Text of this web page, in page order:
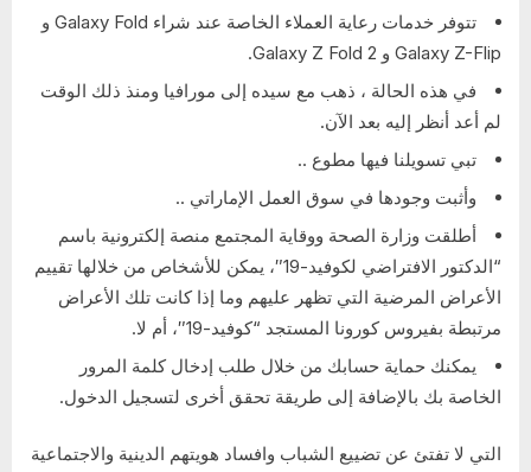
تتوفر خدمات رعاية العملاء الخاصة عند شراء Galaxy Fold و
Galaxy Z-Flip و Galaxy Z Fold 2.
في هذه الحالة ، ذهب مع سيده إلى مورافيا ومنذ ذلك الوقت
لم أعد أنظر إليه بعد الآن.
تبي تسويلنا فيها مطوع ..
وأثبت وجودها في سوق العمل الإماراتي ..
أطلقت وزارة الصحة ووقاية المجتمع منصة إلكترونية باسم
“الدكتور الافتراضي لكوفيد-19″، يمكن للأشخاص من خلالها تقييم
الأعراض المرضية التي تظهر عليهم وما إذا كانت تلك الأعراض
مرتبطة بفيروس كورونا المستجد “كوفيد-19″، أم لا.
يمكنك حماية حسابك من خلال طلب إدخال كلمة المرور
الخاصة بك بالإضافة إلى طريقة تحقق أخرى لتسجيل الدخول.
التي لا تفتئ عن تضييع الشباب وافساد هويتهم الدينية والاجتماعية